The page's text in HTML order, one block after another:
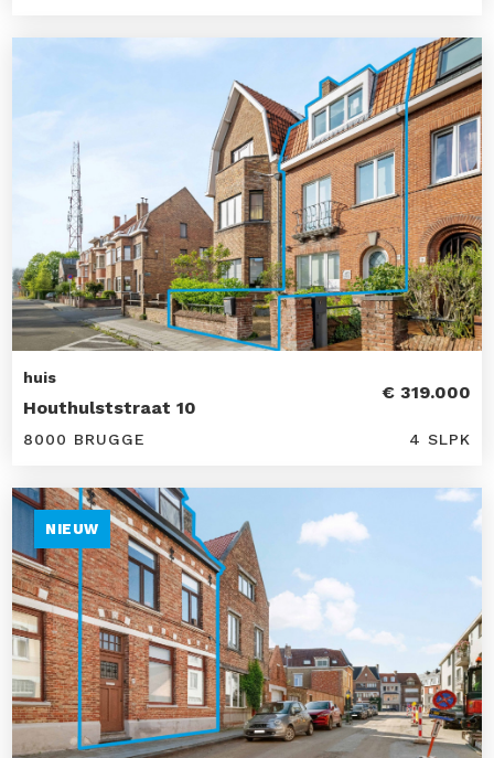
huis
Houthulststraat 10
€ 319.000
8000 BRUGGE 4 SLPK
NIEUW